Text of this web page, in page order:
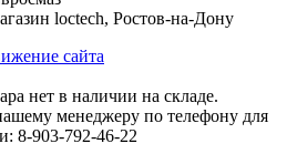
loctech, Ростов-на-Дону
сайта
нет в наличии на складе.
менеджеру по телефону для
8-903-792-46-22